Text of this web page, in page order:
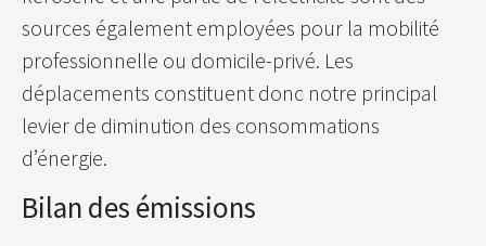
sources également employées pour la mobilité
professionnelle ou domicile-privé. Les
déplacements constituent donc notre principal
levier de diminution des consommations
d’énergie.
Bilan des émissions